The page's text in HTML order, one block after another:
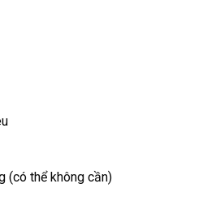
(có thể không cần)